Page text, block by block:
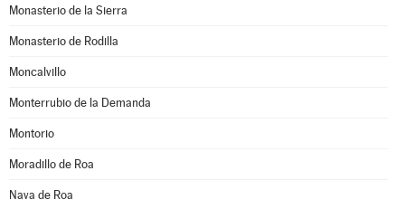
Monasterio de la Sierra
Monasterio de Rodilla
Moncalvillo
Monterrubio de la Demanda
Montorio
Moradillo de Roa
Nava de Roa